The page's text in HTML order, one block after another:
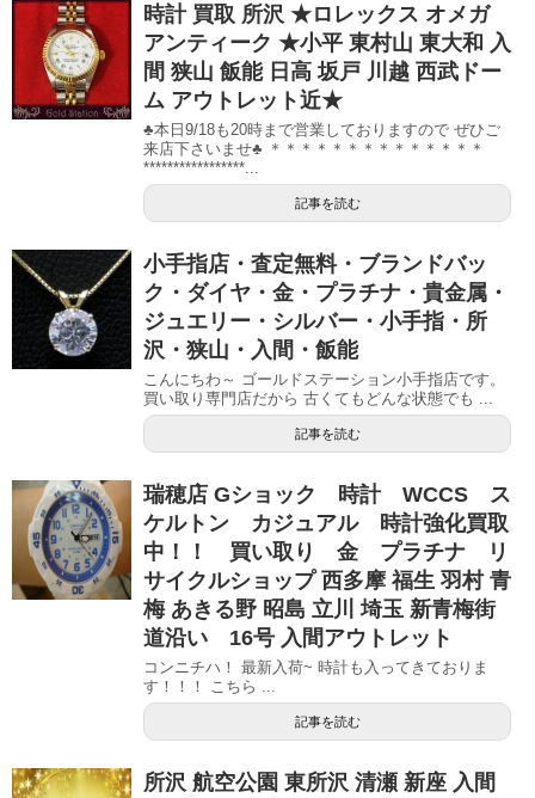
時計 買取 所沢 ★ロレックス オメガ
アンティーク ★小平 東村山 東大和 入
間 狭山 飯能 日高 坂戸 川越 西武ドー
ム アウトレット近★
♣本日9/18も20時まで営業しておりますので ぜひご
来店下さいませ♣ ＊＊＊＊＊＊＊＊＊＊＊＊＊＊
*****************...
記事を読む
小手指店・査定無料・ブランドバッ
ク・ダイヤ・金・プラチナ・貴金属・
ジュエリー・シルバー・小手指・所
沢・狭山・入間・飯能
こんにちわ～ ゴールドステーション小手指店です。
買い取り専門店だから 古くてもどんな状態でも ...
記事を読む
瑞穂店 Gショック 時計 WCCS ス
ケルトン カジュアル 時計強化買取
中！！ 買い取り 金 プラチナ リ
サイクルショップ 西多摩 福生 羽村 青
梅 あきる野 昭島 立川 埼玉 新青梅街
道沿い 16号 入間アウトレット
コンニチハ！ 最新入荷~ 時計も入ってきておりま
す！！！ こちら ...
記事を読む
所沢 航空公園 東所沢 清瀬 新座 入間